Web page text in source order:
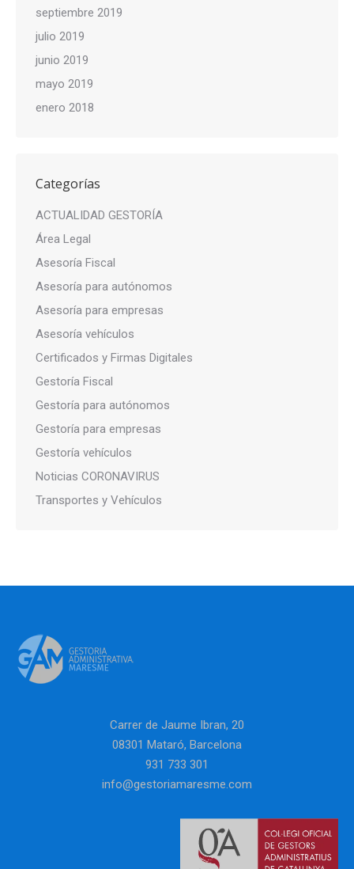
septiembre 2019
julio 2019
junio 2019
mayo 2019
enero 2018
Categorías
ACTUALIDAD GESTORÍA
Área Legal
Asesoría Fiscal
Asesoría para autónomos
Asesoría para empresas
Asesoría vehículos
Certificados y Firmas Digitales
Gestoría Fiscal
Gestoría para autónomos
Gestoría para empresas
Gestoría vehículos
Noticias CORONAVIRUS
Transportes y Vehículos
Carrer de Jaume Ibran, 20
08301 Mataró, Barcelona
931 733 301
info@gestoriamaresme.com